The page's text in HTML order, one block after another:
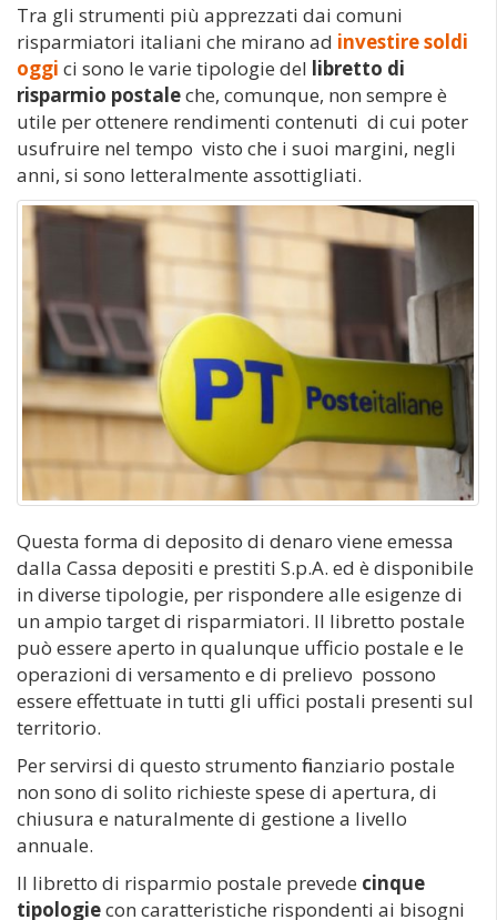
Tra gli strumenti più apprezzati dai comuni
risparmiatori italiani che mirano ad investire soldi
oggi ci sono le varie tipologie del libretto di
risparmio postaleche, comunque, non sempre è
utile per ottenere rendimenti contenuti di cui poter
usufruire nel tempo visto che i suoi margini, negli
anni, si sono letteralmente assottigliati.
Questa forma di deposito di denaro viene emessa
dalla Cassa depositi e prestiti S.p.A. ed è disponibile
in diverse tipologie, per rispondere alle esigenze di
un ampio target di risparmiatori. Il libretto postale
può essere aperto in qualunque ufficio postale e le
operazioni di versamento e di prelievo possono
essere effettuate in tutti gli uffici postali presenti sul
territorio.
Per servirsi di questo strumento finanziario postale
non sono di solito richieste spese di apertura, di
chiusura e naturalmente di gestione a livello
annuale.
Il libretto di risparmio postale prevede cinque
tipologiecon caratteristiche rispondenti ai bisogni